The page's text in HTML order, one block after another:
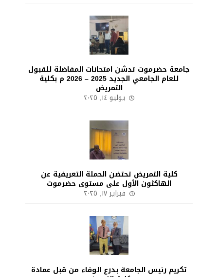
جامعة حضرموت تدشن امتحانات المفاضلة للقبول
للعام الجامعي الجديد 2025 – 2026 م بكلية
التمريض
يوليو ١٤, ٢٠٢٥
كلية التمريض تحتضن الحملة التعريفية عن
الهاكثون الأول على مستوى حضرموت
فبراير ١٧, ٢٠٢٥
تكريم رئيس الجامعة بدرع الوفاء من قبل عمادة